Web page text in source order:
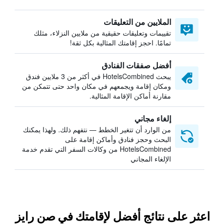
الملايين من التعليقات
تقييمات وتعليقات حقيقية من ملايين النزلاء، مثلك
تمامًا. احجز إقامتك المثالية بكل ثقة!
أفضل صفقات الفنادق
يبحث HotelsCombined في أكثر من 3 ملايين فندق
ومكان إقامة ويجمعهم في مكان واحد حتى تتمكن من
مقارنة أماكن الإقامة المثالية.
إلغاء مجاني
من الوارد أن تتغير الخطط — نتفهم ذلك. ولهذا يمكنك
البحث وحجز فنادق وأماكن إقامة على
HotelsCombined من وكالات السفر التي تقدم خدمة
الإلغاء المجاني
اعثر على نتائج أفضل لإقامتك في صن رايز